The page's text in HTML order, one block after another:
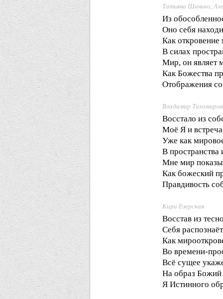
Татьяна Шанько,
Из
Оно себя
Как откровение
В силах
Мир, он являет
Как Божества
Отображения
Владимир Тихомиров
Восстало из
Моё Я и
Уже как
В пространства
Мне мир
Как божеский
Правдивость
Кира Езерская
Восстав из
Себя распознаёт
Как
Во времени-
Всё сущее
На образ
Я Истинного